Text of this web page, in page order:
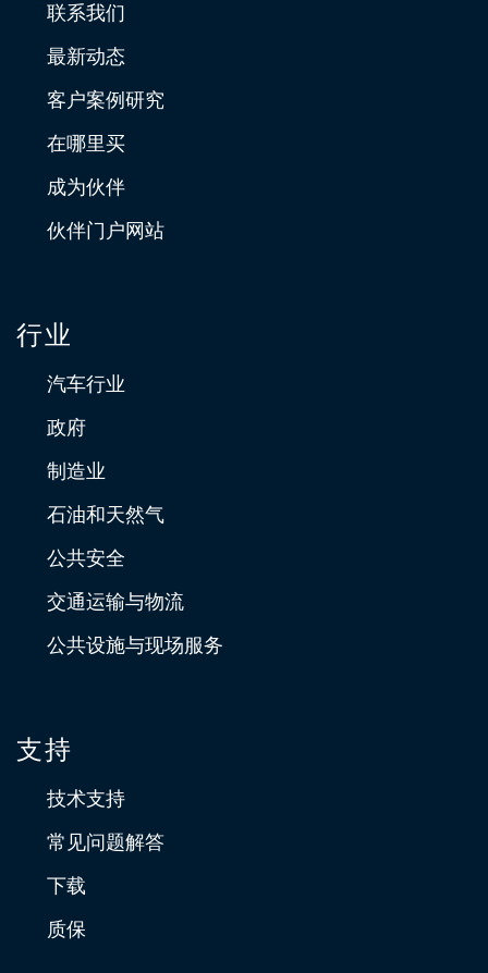
联系我们
最新动态
客户案例研究
在哪里买
成为伙伴
伙伴门户网站
行业
汽车行业
政府
制造业
石油和天然气
公共安全
交通运输与物流
公共设施与现场服务
支持
技术支持
常见问题解答
下载
质保